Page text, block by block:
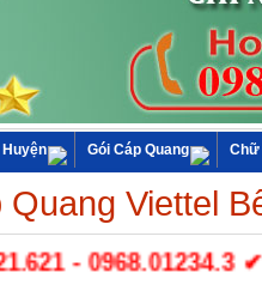
Huyện Gói Cáp Quang Chữ
Quang Viettel
- 0968.01234.3